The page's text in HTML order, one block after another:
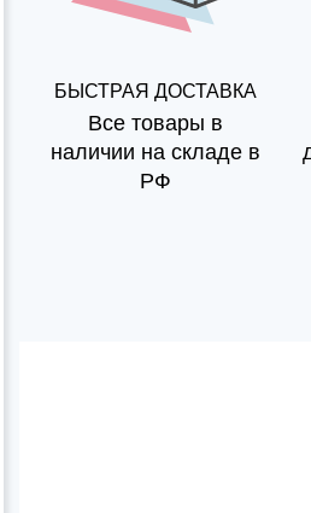
БЫСТРАЯ ДОСТАВКА
Все товары в
наличии на складе в
РФ